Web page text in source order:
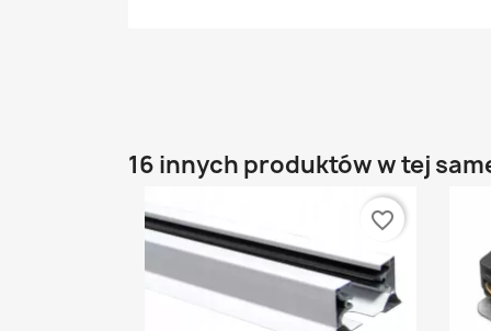
16 innych produktów w tej
favorite_border